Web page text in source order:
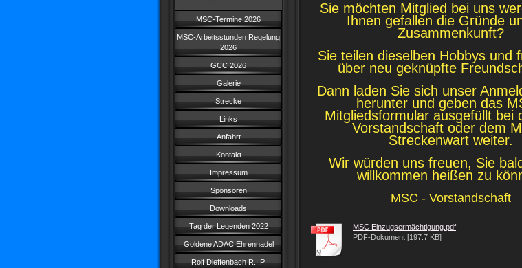
MSC-Termine 2026
MSC-Arbeitsstunden Regelung
2026
GCC 2026
Galerie
Strecke
Links
Anfahrt
Kontakt
Impressum
Sponsoren
Downloads
Tag der Legenden 2022
Goldene ADAC Ehrennadel
Rolf Dieffenbach R.I.P.
Sie möchten Mitglied bei uns
Ihnen gefallen die Gründe
Zusammenkunft?
Sie teilen dieselben Hobbys und
über neu geknüpfte
Dann laden Sie sich unser
herunter und geben das
Mitgliedsformular ausgefüllt bei
Vorstandschaft oder dem
Streckenwart weiter.
Wir würden uns freuen, Sie
willkommen heißen zu
MSC - Vorstandschaft
MSC Einzugsermächtigung.pdf
PDF-Dokument [197.7 KB]